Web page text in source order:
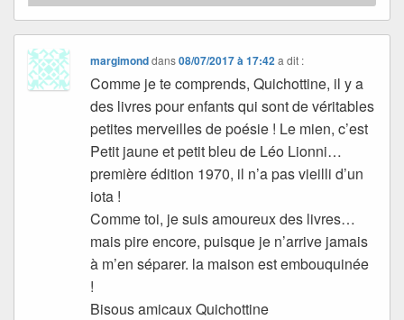
margimonddans08/07/2017 à 17:42 a dit :
Comme je te comprends, Quichottine, il y a
des livres pour enfants qui sont de véritables
petites merveilles de poésie ! Le mien, c’est
Petit jaune et petit bleu de Léo Lionni…
première édition 1970, il n’a pas vieilli d’un
iota !
Comme toi, je suis amoureux des livres…
mais pire encore, puisque je n’arrive jamais
à m’en séparer. la maison est embouquinée
!
Bisous amicaux Quichottine